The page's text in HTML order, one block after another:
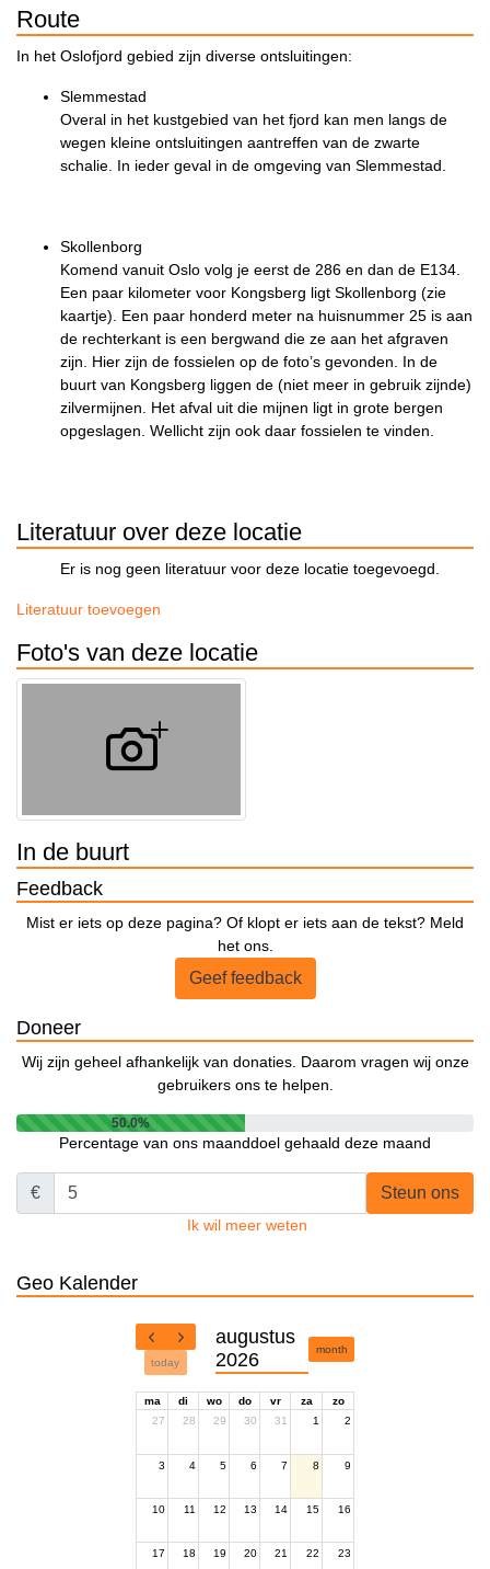
Route
In het Oslofjord gebied zijn diverse ontsluitingen:
Slemmestad
Overal in het kustgebied van het fjord kan men langs de
wegen kleine ontsluitingen aantreffen van de zwarte
schalie. In ieder geval in de omgeving van Slemmestad.
Skollenborg
Komend vanuit Oslo volg je eerst de 286 en dan de E134.
Een paar kilometer voor Kongsberg ligt Skollenborg (zie
kaartje). Een paar honderd meter na huisnummer 25 is aan
de rechterkant is een bergwand die ze aan het afgraven
zijn. Hier zijn de fossielen op de foto’s gevonden. In de
buurt van Kongsberg liggen de (niet meer in gebruik zijnde)
zilvermijnen. Het afval uit die mijnen ligt in grote bergen
opgeslagen. Wellicht zijn ook daar fossielen te vinden.
Literatuur over deze locatie
Er is nog geen literatuur voor deze locatie toegevoegd.
Literatuur toevoegen
Foto's van deze locatie
In de buurt
Feedback
Mist er iets op deze pagina? Of klopt er iets aan de tekst? Meld
het ons.
Geef feedback
Doneer
Wij zijn geheel afhankelijk van donaties. Daarom vragen wij onze
gebruikers ons te helpen.
50.0%
Percentage van ons maanddoel gehaald deze maand
€ Steun ons
Ik wil meer weten
Geo Kalender
today
augustus
2026
month
ma di wo do vr za
zo
27
28 29 30 31 1 2
3 4 5 6 7 8 9
10 11 12 13 14 15 16
17 18 19 20 21 22 23